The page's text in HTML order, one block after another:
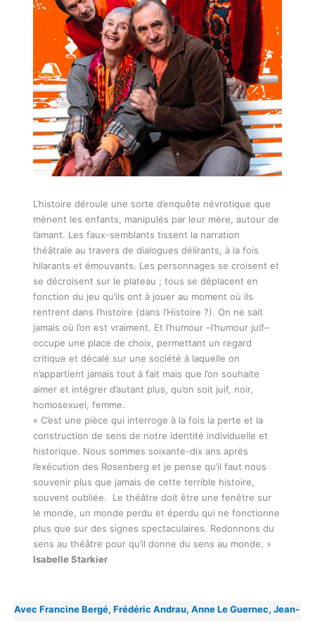
L’histoire déroule une sorte d’enquête névrotique que
mènent les enfants, manipulés par leur mère, autour de
l’amant. Les faux-semblants tissent la narration
théâtrale au travers de dialogues délirants, à la fois
hilarants et émouvants. Les personnages se croisent et
se décroisent sur le plateau ; tous se déplacent en
fonction du jeu qu’ils ont à jouer au moment où ils
rentrent dans l’histoire (dans l’Histoire ?). On ne sait
jamais où l’on est vraiment. Et l’humour –l’humour juif–
occupe une place de choix, permettant un regard
critique et décalé sur une société à laquelle on
n’appartient jamais tout à fait mais que l’on souhaite
aimer et intégrer d’autant plus, qu’on soit juif, noir,
homosexuel, femme.
« C’est une pièce qui interroge à la fois la perte et la
construction de sens de notre identité individuelle et
historique. Nous sommes soixante-dix ans après
l’exécution des Rosenberg et je pense qu’il faut nous
souvenir plus que jamais de cette terrible histoire,
souvent oubliée. Le théâtre doit être une fenêtre sur
le monde, un monde perdu et éperdu qui ne fonctionne
plus que sur des signes spectaculaires. Redonnons du
sens au théâtre pour qu’il donne du sens au monde. »
Isabelle Starkier
Avec Francine Bergé, Frédéric Andrau, Anne Le Guernec, Jean-